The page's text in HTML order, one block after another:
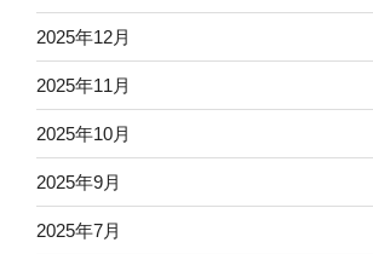
2025年12月
2025年11月
2025年10月
2025年9月
2025年7月